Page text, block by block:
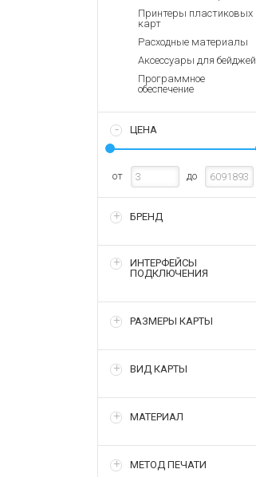
Принтеры пластиковых
карт
Расходные материалы
Аксессуары для бейджей
Программное
обеспечение
ЦЕНА
от до
БРЕНД
ИНТЕРФЕЙСЫ
ПОДКЛЮЧЕНИЯ
РАЗМЕРЫ КАРТЫ
ВИД КАРТЫ
МАТЕРИАЛ
МЕТОД ПЕЧАТИ